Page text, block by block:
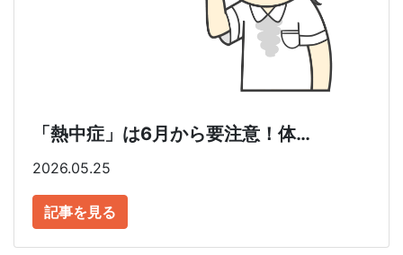
「熱中症」は6月から要注意！体…
2026.05.25
記事を見る